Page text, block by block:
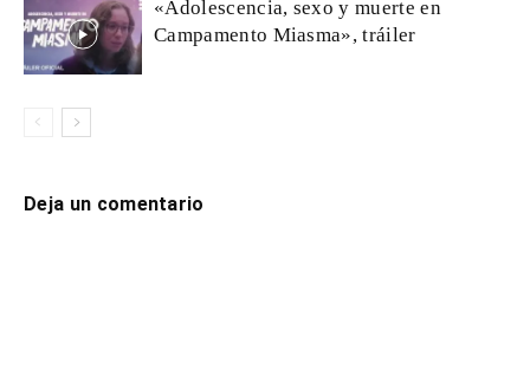
«Adolescencia, sexo y muerte en
Campamento Miasma», tráiler
Deja un comentario